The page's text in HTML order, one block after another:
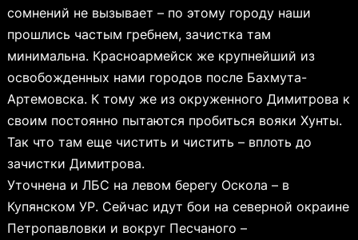
сомнений не вызывает – по этому городу наши
прошлись частым гребнем, зачистка там
минимальна. Красноармейск же крупнейший из
освобожденных нами городов после Бахмута-
Артемовска. К тому же из окруженного Димитрова к
своим постоянно пытаются пробиться вояки Хунты.
Так что там еще чистить и чистить – вплоть до
зачистки Димитрова.
Уточнена и ЛБС на левом берегу Оскола – в
Купянском УР. Сейчас идут бои на северной окраине
Петропавловки и вокруг Песчаного –